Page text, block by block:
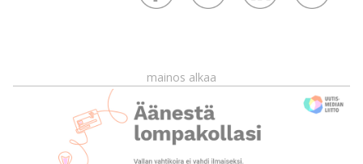
mainos alkaa